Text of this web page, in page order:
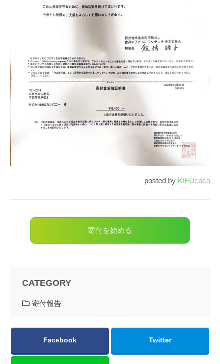
posted by KIFUcoco
寄付を始める
CATEGORY
寄付報告
Facebook Twitter